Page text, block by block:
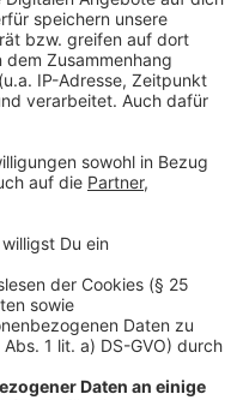
(SPD) auf rund
22 Prozent. Aktuell
zwischen den
(Grünen) mit fast
hat die SPD leicht
CDU auf 25%.
die Grünen mit